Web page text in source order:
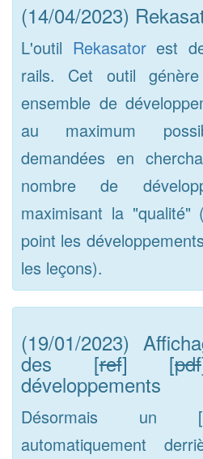
(14/04/2023)
L'outil Rekasatorest
rails. Cet outil
ensemble de
au maximum
demandées en
nombre de
maximisant la "qualité"
point les
les leçons).
(19/01/2023)
des [ref] [pdf
développements
Désormais un [
automatiquement